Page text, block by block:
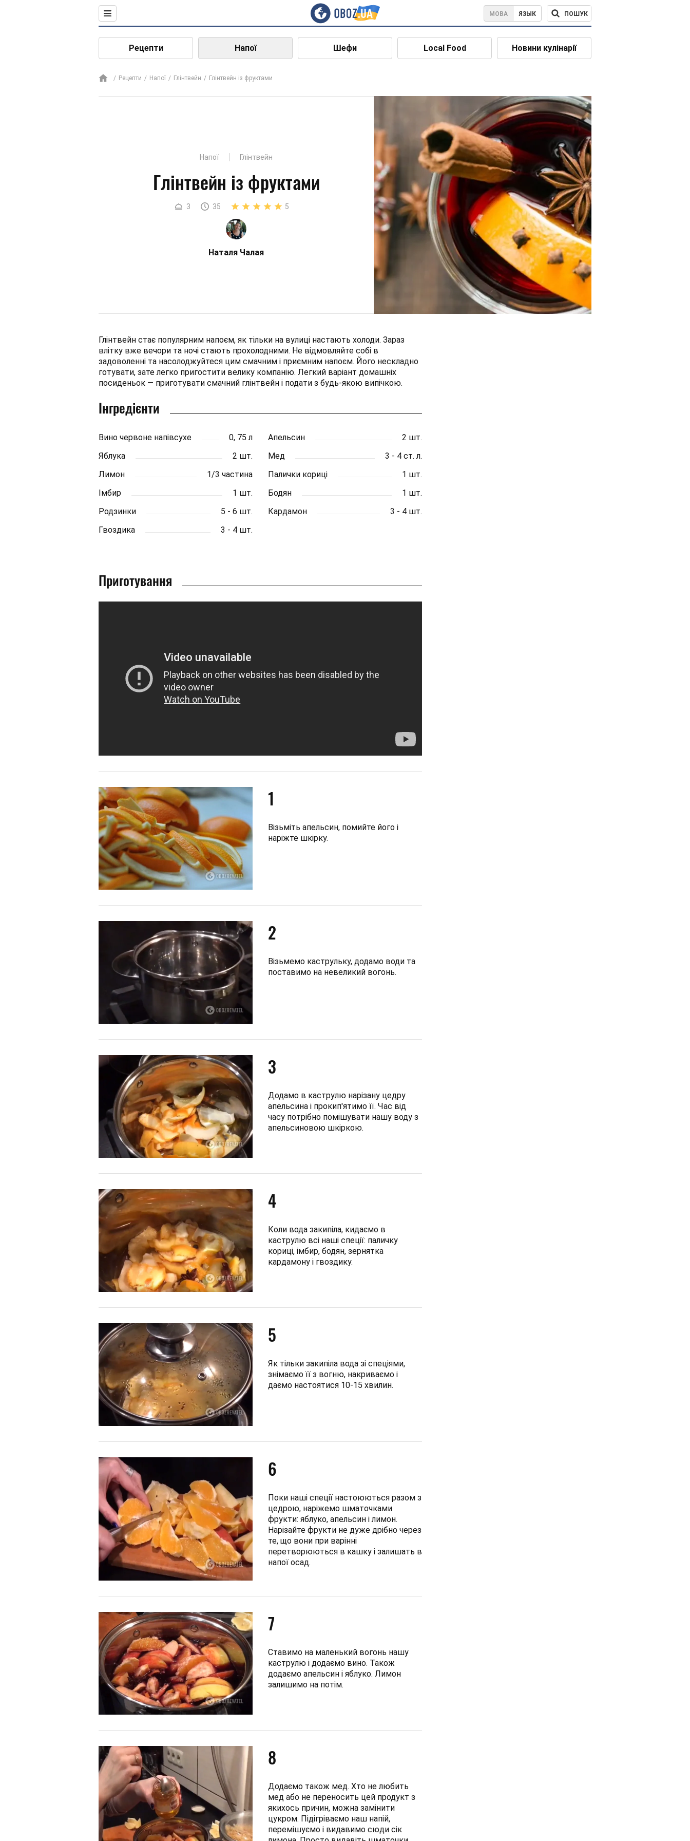
МОВА ЯЗЫК ПОШУК
Рецепти Напої Шефи Local Food Новини кулінарії
Рецепти Напої Глінтвейн Глінтвейн із фруктами
Напої Глінтвейн
Глінтвейн із фруктами
3 35 5
Наталя Чалая
Глінтвейн стає популярним напоєм, як тільки на вулиці настають холоди. Зараз
влітку вже вечори та ночі стають прохолодними. Не відмовляйте собі в
задоволенні та насолоджуйтеся цим смачним і приємним напоєм. Його нескладно
готувати, зате легко пригостити велику компанію. Легкий варіант домашніх
посиденьок — приготувати смачний глінтвейн і подати з будь-якою випічкою.
Інгредієнти
Вино червоне напівсухе 0, 75 л Апельсин
2 шт.
Яблука
2 шт. Мед
3 - 4 ст. л.
Лимон
1/3 частина Палички кориці
1 шт.
Імбир
1 шт. Бодян
1 шт.
Родзинки
5 - 6 шт. Кардамон
3 - 4 шт.
Гвоздика
3 - 4 шт.
Приготування
1
Візьміть апельсин, помийте його і
наріжте шкірку.
2
Візьмемо каструльку, додамо води та
поставимо на невеликий вогонь.
3
Додамо в каструлю нарізану цедру
апельсина і прокип'ятимо її. Час від
часу потрібно помішувати нашу воду з
апельсиновою шкіркою.
4
Коли вода закипіла, кидаємо в
каструлю всі наші спеції: паличку
кориці, імбир, бодян, зернятка
кардамону і гвоздику.
5
Як тільки закипіла вода зі спеціями,
знімаємо її з вогню, накриваємо і
даємо настоятися 10-15 хвилин.
6
Поки наші спеції настоюються разом з
цедрою, наріжемо шматочками
фрукти: яблуко, апельсин і лимон.
Нарізайте фрукти не дуже дрібно через
те, що вони при варінні
перетворюються в кашку і залишать в
напої осад.
7
Ставимо на маленький вогонь нашу
каструлю і додаємо вино. Також
додаємо апельсин і яблуко. Лимон
залишимо на потім.
8
Додаємо також мед. Хто не любить
мед або не переносить цей продукт з
якихось причин, можна замінити
цукром. Підігріваємо наш напій,
перемішуємо і видавимо сюди сік